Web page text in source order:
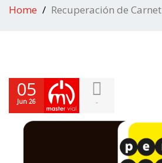
Home Recuperación de Carnet
05
Jun 26 -